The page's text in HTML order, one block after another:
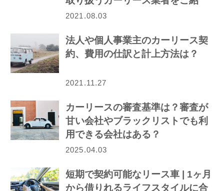
介！
2021.08.03
法人や個人事業主のカーリース契
約、費用の仕訳と計上方法は？
2021.11.27
カーリースの審査基準は？審査が
甘い会社やブラックリストでも利
用できる会社はある？
2025.04.03
短期で契約可能なリース車 | 1ヶ月
から借りれるライフスタイルに合